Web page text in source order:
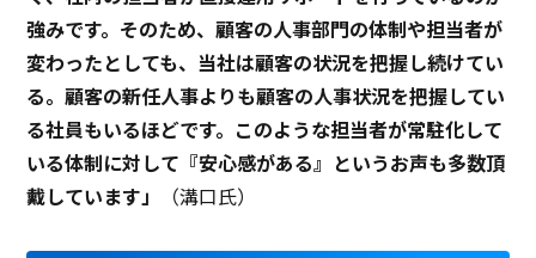
強みです。そのため、顧客の人事部門の体制や担当者が
変わったとしても、当社は顧客の状況を把握し続けてい
る。顧客の新任人事よりも顧客の人事状況を把握してい
る社員もいるほどです。このような担当者が常駐化して
いる体制に対して『安心感がある』というお声も多数頂
戴しています」
（溝口氏）